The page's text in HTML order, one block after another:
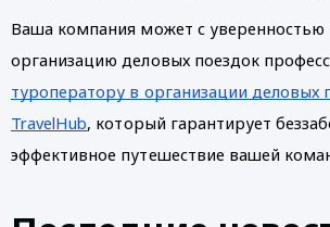
Ваша компания может с уверенностью
туроператору в организации деловых
TravelHub, который гарантирует
эффективное путешествие вашей